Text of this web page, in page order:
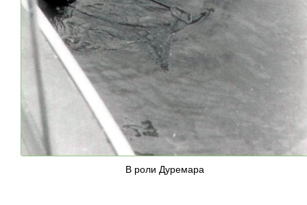
В роли Дуремара